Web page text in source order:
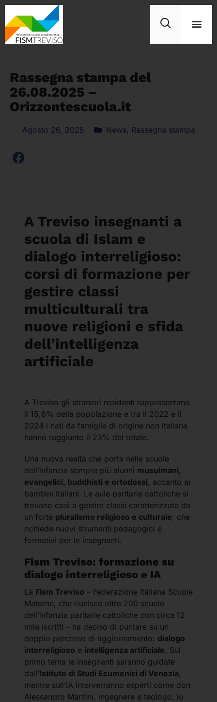
Rassegna stampa del
26.08.2025 –
Orizzontescuola.it
Agosto 26, 2025 News, Rassegna stampa
A Treviso insegnanti a
scuola di Islam e
dialogo interreligioso:
corsi di formazione per
gestire classi
multiculturali tra
nuove religioni e sfida
dell’intelligenza
artificiale
A Treviso gli stranieri residenti rappresentano
il 15,6% della popolazione e tra il 2022 e il
2024 i nati da famiglie di origine non italiana
hanno raggiunto il 23% del totale.
Una nuova realtà che porta nelle scuole
dell’infanzia sempre più alunni musulmani,
evangelici, buddhisti e ortodossi, accanto ai
bambini italiani. Le aule paritarie cattoliche si
trovano così a gestire classi caratterizzate da
un forte pluralismo religioso e culturale, che
richiede nuovi strumenti pedagogici e
formativi per le insegnanti.
Fism Treviso: formazione su
dialogo interreligioso e IA
La Fism Treviso – Federazione Italiana Scuole
Materne, che riunisce oltre 200 scuole
dell’infanzia paritarie cattoliche con circa 12
mila iscritti – ha deciso di puntare su un
doppio percorso di aggiornamento: dialogo
interreligioso e intelligenza artificiale. Sul
primo tema le insegnanti saranno guidate
dall’Istituto di Studi Ecumenici di Venezia,
mentre sull’IA interverranno esperti come don
Alessandro Mantini, ingegnere e teologo, lo